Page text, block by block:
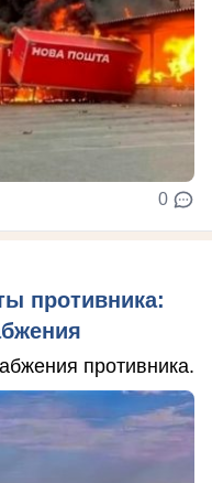
0
противника:
противника.